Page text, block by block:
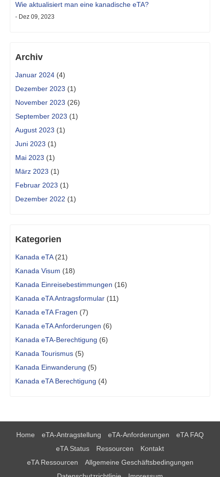
Wie aktualisiert man eine kanadische eTA?
- Dez 09, 2023
Archiv
Januar 2024 (4)
Dezember 2023 (1)
November 2023 (26)
September 2023 (1)
August 2023 (1)
Juni 2023 (1)
Mai 2023 (1)
März 2023 (1)
Februar 2023 (1)
Dezember 2022 (1)
Kategorien
Kanada eTA(21)
Kanada Visum (18)
Kanada Einreisebestimmungen (16)
Kanada eTA Antragsformular (11)
Kanada eTA Fragen (7)
Kanada eTA Anforderungen (6)
Kanada eTA-Berechtigung (6)
Kanada Tourismus (5)
Kanada Einwanderung (5)
Kanada eTA Berechtigung (4)
Home eTA-Antragstellung eTA-Anforderungen
eTA FAQ
eTA Status
Ressourcen
Kontakt
eTA Ressourcen
Allgemeine Geschäftsbedingungen